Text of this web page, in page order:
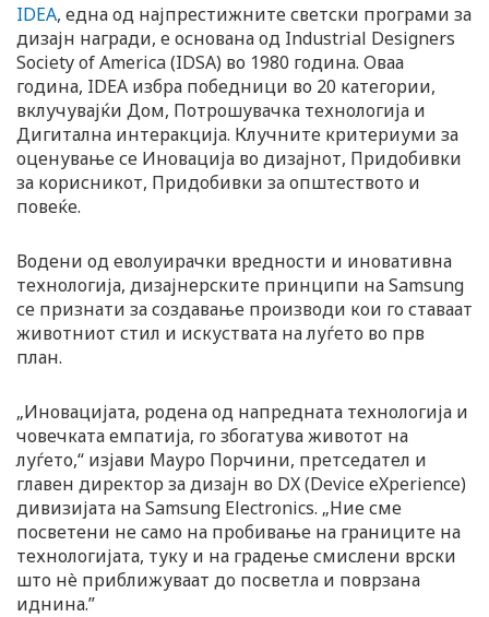
IDEA, една од најпрестижните светски програми за
дизајн награди, е основана од Industrial Designers
Society of America (IDSA) во 1980 година. Оваа
година, IDEA избра победници во 20 категории,
вклучувајќи Дом, Потрошувачка технологија и
Дигитална интеракција. Клучните критериуми за
оценување се Иновација во дизајнот, Придобивки
за корисникот, Придобивки за општеството и
повеќе.
Водени од еволуирачки вредности и иновативна
технологија, дизајнерските принципи на Samsung
се признати за создавање производи кои го ставаат
животниот стил и искуствата на луѓето во прв
план.
„Иновацијата, родена од напредната технологија и
човечката емпатија, го збогатува животот на
луѓето,“ изјави Мауро Порчини, претседател и
главен директор за дизајн во DX (Device eXperience)
дивизијата на Samsung Electronics. „Ние сме
посветени не само на пробивање на границите на
технологијата, туку и на градење смислени врски
што нè приближуваат до посветла и поврзана
иднина.”